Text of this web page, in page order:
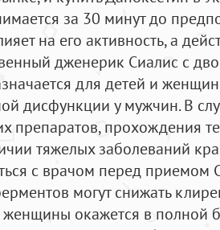
за 30 минут до
на его активность, а
дженерик Сиалис с
для детей и
дисфункции у мужчин. В
препаратов, прохождения
тяжелых заболеваний
с врачом перед приемом
могут снижать
окажется в полной